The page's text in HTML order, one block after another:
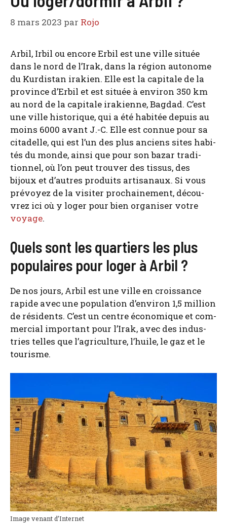
8 mars 2023 par Rojo
Arbil, Irbil ou encore Erbil est une ville située
dans le nord de l’I­rak, dans la région auto­nome
du Kur­dis­tan ira­kien. Elle est la capi­tale de la
pro­vince d’Er­bil et est située à envi­ron 350 km
au nord de la capi­tale ira­kienne, Bag­dad. C’est
une ville his­to­rique, qui a été habi­tée depuis au
moins 6000 avant J.-C. Elle est connue pour sa
cita­delle, qui est l’un des plus anciens sites habi­
tés du monde, ain­si que pour son bazar tra­di­
tion­nel, où l’on peut trou­ver des tis­sus, des
bijoux et d’autres pro­duits arti­sa­naux. Si vous
pré­voyez de la visi­ter pro­chai­ne­ment, décou­
vrez ici où y loger pour bien orga­ni­ser votre
voyage.
Quels sont les quartiers les plus
populaires pour loger à Arbil ?
De nos jours, Arbil est une ville en crois­sance
rapide avec une popu­la­tion d’en­vi­ron 1,5 mil­lion
de rési­dents. C’est un centre éco­no­mique et com­
mer­cial impor­tant pour l’Irak, avec des indus­
tries telles que l’a­gri­cul­ture, l’huile, le gaz et le
tou­risme.
Image venant d’In­ter­net